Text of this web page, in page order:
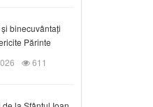
binecuvântați
Părinte
611